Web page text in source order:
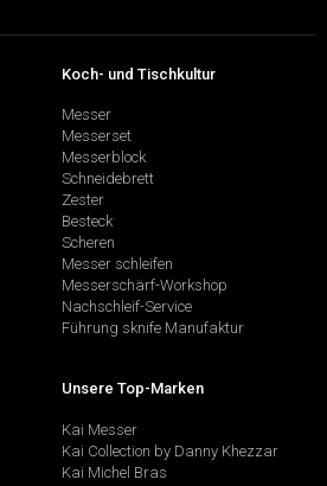
Koch- und Tischkultur
Messer
Messerset
Messerblock
Schneidebrett
Zester
Besteck
Scheren
Messer schleifen
Messerschärf-Workshop
Nachschleif-Service
Führung sknife Manufaktur
Unsere Top-Marken
Kai Messer
Kai Collection by Danny Khezzar
Kai Michel Bras